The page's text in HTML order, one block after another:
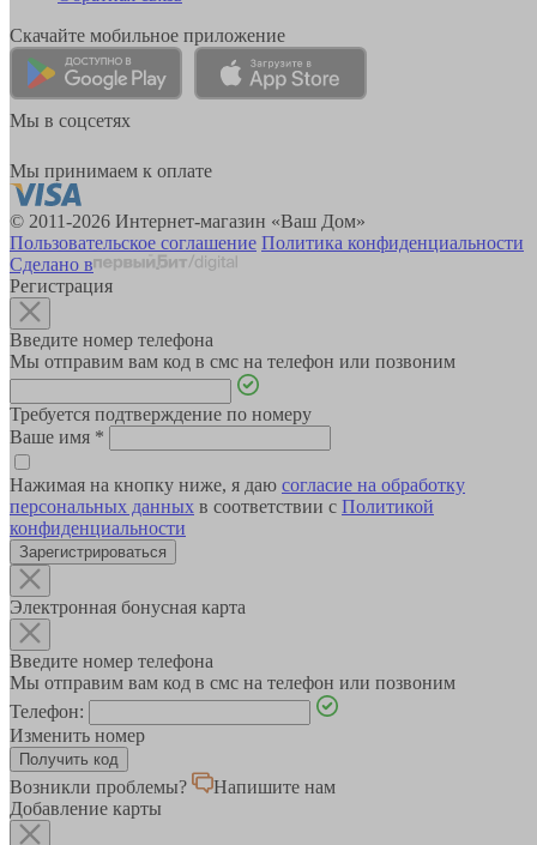
Скачайте мобильное приложение
Мы в соцсетях
Мы принимаем к оплате
© 2011-2026 Интернет-магазин «Ваш Дом»
Пользовательское соглашение Политика конфиденциальности
Сделано в
Регистрация
Введите номер телефона
Мы отправим вам код в смс на телефон или позвоним
Требуется подтверждение по номеру
Ваше имя *
Нажимая на кнопку ниже, я даю согласие на обработку
персональных данных в соответствии с Политикой
конфиденциальности
Зарегистрироваться
Электронная бонусная карта
Введите номер телефона
Мы отправим вам код в смс на телефон или позвоним
Телефон:
Изменить номер
Возникли проблемы?
Напишите нам
Добавление карты